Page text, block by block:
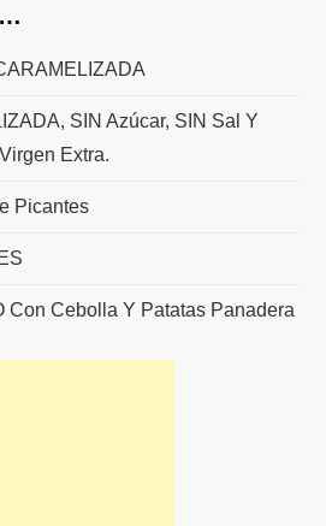
SIN Azúcar, SIN Sal Y
Extra.
Picantes
Con Cebolla Y Patatas Panadera